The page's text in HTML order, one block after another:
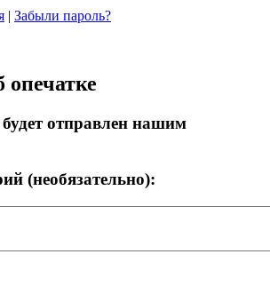
| Забыли пароль?
отправлен нашим
(необязательно):